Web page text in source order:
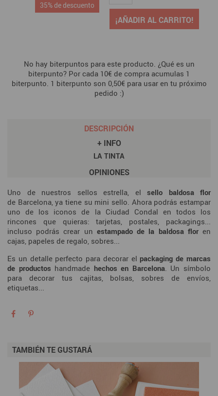
35% de descuento
¡AÑADIR AL CARRITO!
No hay biterpuntos para este producto. ¿Qué es un
biterpunto? Por cada 10€ de compra acumulas 1
biterpunto. 1 biterpunto son 0,50€ para usar en tu próximo
pedido :)
DESCRIPCIÓN
+ INFO
LA TINTA
OPINIONES
Uno de nuestros sellos estrella, el sello baldosa flor
de Barcelona, ya tiene su mini sello. Ahora podrás estampar
uno de los iconos de la Ciudad Condal en todos los
rincones que quieras: tarjetas, postales, packagings...
incluso podrás crear un estampado de la baldosa floren
cajas, papeles de regalo, sobres...
Es un detalle perfecto para decorar el packaging de marcas
de productos handmade hechos en Barcelona. Un símbolo
para decorar tus cajitas, bolsas, sobres de envíos,
etiquetas...
TAMBIÉN TE GUSTARÁ